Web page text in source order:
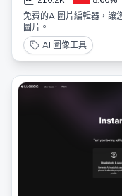
免費的AI圖片編輯器，讓
圖片。
AI 圖像工具